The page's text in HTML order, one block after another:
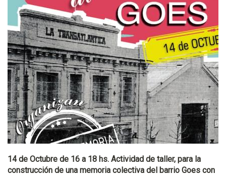
14 de Octubre de 16 a 18 hs. Actividad de taller, para la
construcción de una memoria colectiva del barrio Goes con